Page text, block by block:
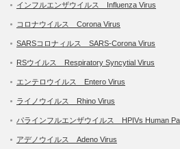
インフルエンザウイルス Influenza Virus
コロナウイルス Corona Virus
SARSコロナィルス SARS-Corona Virus
RSウイルス Respiratory Syncytial Virus
エンテロウイルス Entero Virus
ライノウイルス Rhino Virus
パラインフルエンザウイルス HPIVs Human
アデノウイルス Adeno Virus